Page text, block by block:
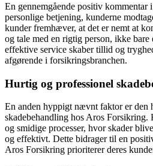
En gennemgående positiv kommentar
personlige betjening, kunderne
kunder fremhæver, at det er nemt at
og tale med en rigtig person, ikke
effektive service skaber tillid og
afgørende i forsikringsbranchen.
Hurtig og professionel
En anden hyppigt nævnt faktor er den
skadebehandling hos Aros Forsikring.
og smidige processer, hvor skader
og effektivt. Dette bidrager til en
Aros Forsikring prioriterer deres